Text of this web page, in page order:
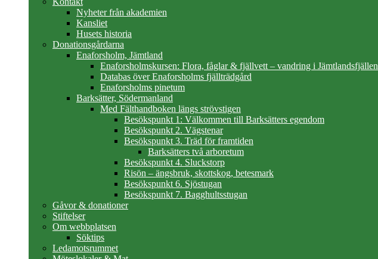
Nyheter från akademien
Kansliet
Husets historia
Donationsgårdarna
Enaforsholm, Jämtland
Enaforsholmskursen: Flora, fåglar & fjällvett – vandring i Jämtlandsfjällen
Databas över Enaforsholms fjällträdgård
Enaforsholms pinetum
Barksätter, Södermanland
Med Fälthandboken längs strövstigen
Besökspunkt 1: Välkommen till Barksätters egendom
Besökspunkt 2. Vägstenar
Besökspunkt 3. Träd för framtiden
Barksätters två arboretum
Besökspunkt 4. Sluckstorp
Risön – ängsbruk, skottskog, betesmark
Besökspunkt 6. Sjöstugan
Besökspunkt 7. Bagghultsstugan
Gåvor & donationer
Stiftelser
Om webbplatsen
Söktips
Ledamotsrummet